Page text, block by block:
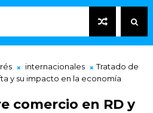
internacionales
Tratado de
y su impacto en la economía
comercio en RD y